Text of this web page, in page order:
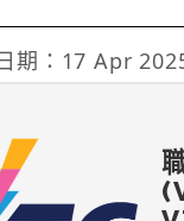
期：17 Apr